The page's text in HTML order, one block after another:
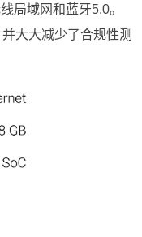
局域网和蓝牙5.0。
大大减少了合规性测